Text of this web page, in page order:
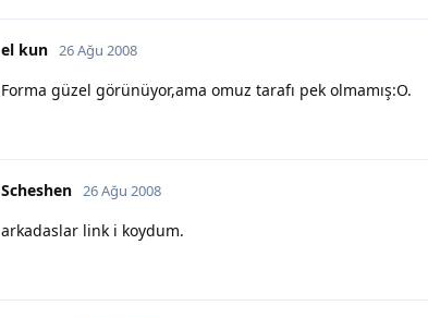
el kun 26 Ağu 2008
Forma güzel görünüyor,ama omuz tarafı pek olmamış:O.
Scheshen 26 Ağu 2008
arkadaslar link i koydum.